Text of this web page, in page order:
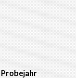
Probejahr